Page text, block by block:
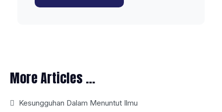
More Articles …
Kesungguhan Dalam Menuntut Ilmu